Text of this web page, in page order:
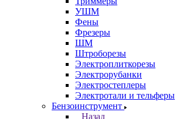
УШМ
Фены
Фрезеры
ШМ
Штроборезы
Электроплиткорезы
Электрорубанки
Электростеплеры
Электротали и тельферы
Бензоинструмент
Назад